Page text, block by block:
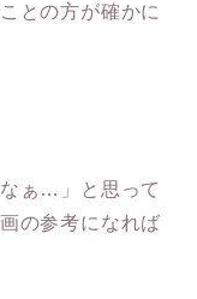
との方が確かに
ぁ…」と思って
の参考になれば